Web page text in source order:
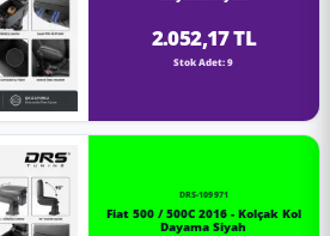
2.052,17 TL
Stok Adet: 9
DRS-109971
Fiat 500 / 500C 2016 - Kolçak Kol
Dayama Siyah